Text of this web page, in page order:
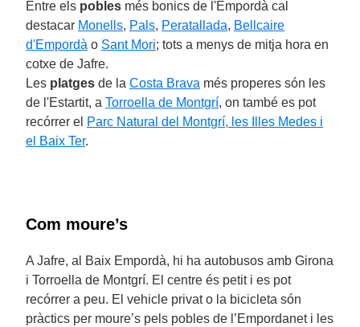
Entre els pobles més bonics de l'Empordà cal
destacar Monells, Pals, Peratallada, Bellcaire
d'Empordà o Sant Mori; tots a menys de mitja hora en
cotxe de Jafre.
Les platges de la Costa Brava més properes són les
de l'Estartit, a Torroella de Montgrí, on també es pot
recórrer el Parc Natural del Montgrí, les Illes Medes i
el Baix Ter.
Com moure’s
A Jafre, al Baix Empordà, hi ha autobusos amb Girona
i Torroella de Montgrí. El centre és petit i es pot
recórrer a peu. El vehicle privat o la bicicleta són
pràctics per moure’s pels pobles de l’Empordanet i les